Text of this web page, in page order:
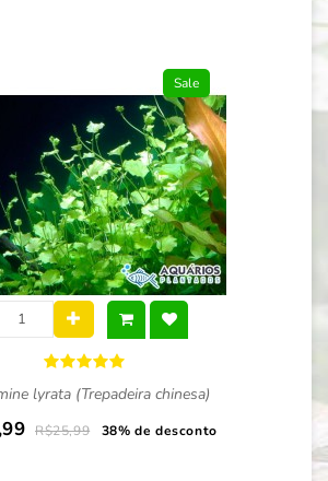
Sale
lyrata (Trepadeira chinesa)
R$25,99 38% de desconto